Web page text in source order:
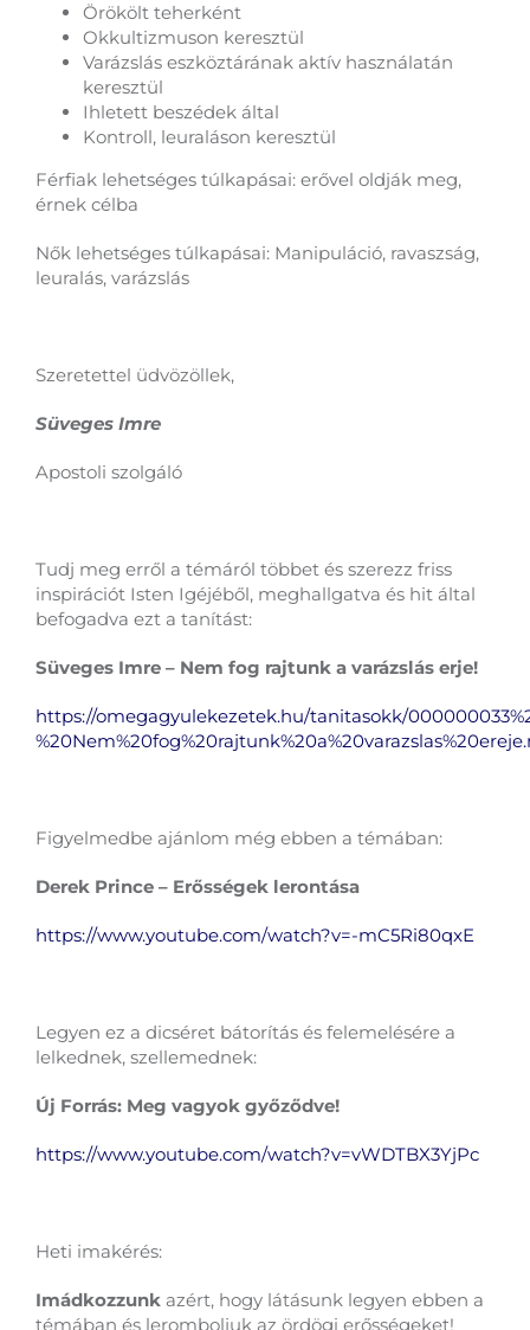
Örökölt teherként
Okkultizmuson keresztül
Varázslás eszköztárának aktív használatán
keresztül
Ihletett beszédek által
Kontroll, leuraláson keresztül
Férfiak lehetséges túlkapásai: erővel oldják meg,
érnek célba
Nők lehetséges túlkapásai: Manipuláció, ravaszság,
leuralás, varázslás
Szeretettel üdvözöllek,
Süveges Imre
Apostoli szolgáló
Tudj meg erről a témáról többet és szerezz friss
inspirációt Isten Igéjéből, meghallgatva és hit által
befogadva ezt a tanítást:
Süveges Imre – Nem fog rajtunk a varázslás erje!
https://omegagyulekezetek.hu/tanitasokk/
Figyelmedbe ajánlom még ebben a témában:
Derek Prince – Erősségek lerontása
https://www.youtube.com/watch?v=-mC5Ri80qxE
Legyen ez a dicséret bátorítás és felemelésére a
lelkednek, szellemednek:
Új Forrás: Meg vagyok győződve!
https://www.youtube.com/watch?v=vWDTBX3YjPc
Heti imakérés:
Imádkozzunk azért, hogy látásunk legyen ebben a
témában és leromboljuk az ördögi erősségeket!